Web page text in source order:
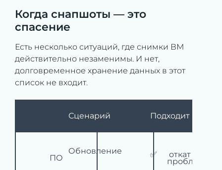
Когда снапшоты — это
спасение
Есть несколько ситуаций, где снимки ВМ
действительно незаменимы. И нет,
долговременное хранение данных в этот
список не входит.
			 Подходит
			 Почему
ПО
			 ✅
откат при
проблемах